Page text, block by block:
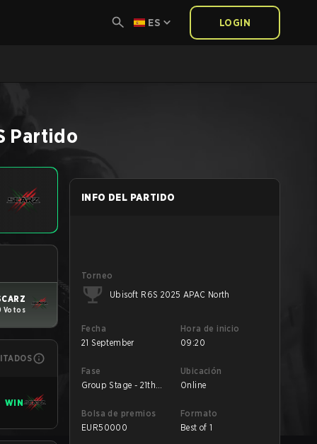
ES LOGIN
Partido
Votos
WIN
INFO DEL PARTIDO
Torneo
Ubisoft R6S 2025 APAC North
Fecha
21 September
Hora de inicio
09:20
Fase
Group Stage - 21th
Ubicación
Online
Bolsa de premios
EUR50000
Formato
Best of 1